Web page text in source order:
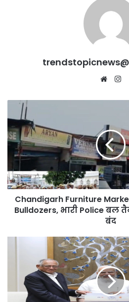
Chandigarh
Furniture
Market
पर
चला
प्रशासन
Bulldozers,
भारी
Police
Chandigarh Furniture
Bulldozers, भारी Police बल
बंद
Motor